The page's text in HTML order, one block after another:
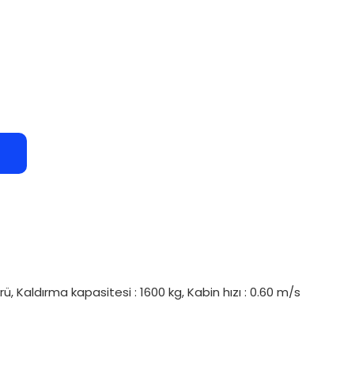
Kaldırma kapasitesi : 1600 kg, Kabin hızı : 0.60 m/s